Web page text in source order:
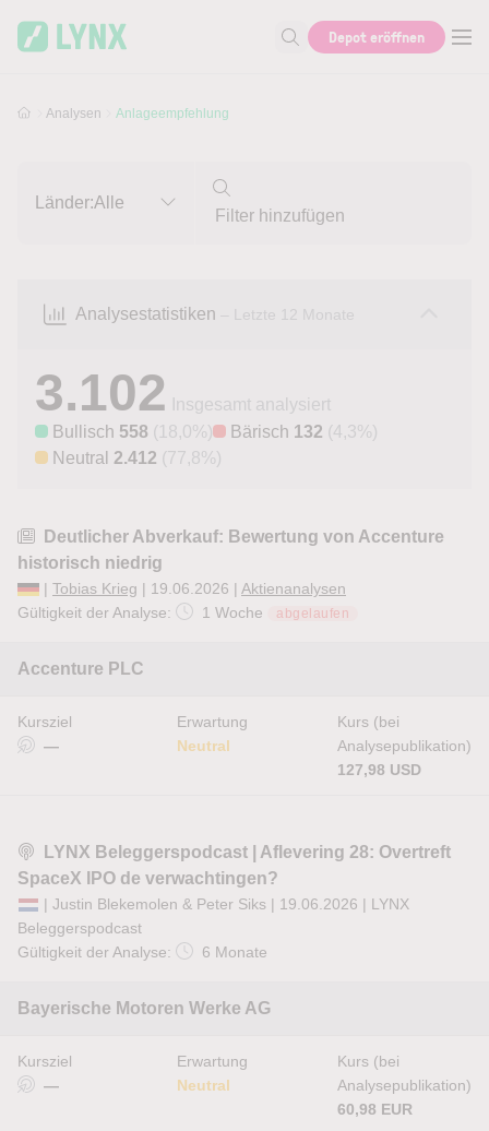
Suche nach Aktie, Autor...
Depot eröffnen
Analysen Anlageempfehlung
Länder:Alle
Analysestatistiken – Letzte 12 Monate
3.102
Insgesamt analysiert
Bullisch 558 (18,0%) Bärisch 132 (4,3%)
Neutral 2.412 (77,8%)
Deutlicher Abverkauf: Bewertung von Accenture
historisch niedrig
| Tobias Krieg | 19.06.2026 | Aktienanalysen
Gültigkeit der Analyse:
1 Woche abgelaufen
Accenture PLC
Kursziel
—
Erwartung
Neutral
Kurs (bei
Analysepublikation)
127,98 USD
LYNX Beleggerspodcast | Aflevering 28: Overtreft
SpaceX IPO de verwachtingen?
| Justin Blekemolen & Peter Siks | 19.06.2026 | LYNX
Beleggerspodcast
Gültigkeit der Analyse:
6 Monate
Bayerische Motoren Werke AG
Kursziel
—
Erwartung
Neutral
Kurs (bei
Analysepublikation)
60,98 EUR